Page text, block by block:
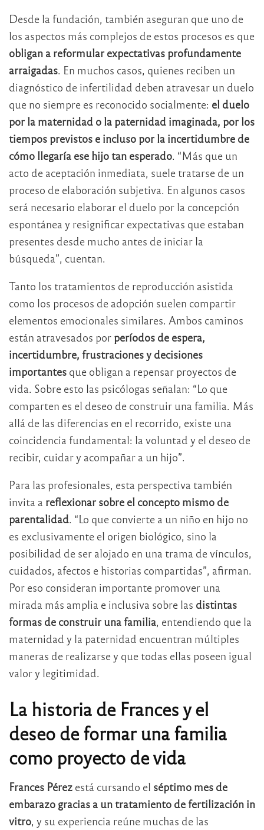
Desde la fundación, también aseguran que uno de
los aspectos más complejos de estos procesos es que
obligan a reformular expectativas profundamente
arraigadas. En muchos casos, quienes reciben un
diagnóstico de infertilidad deben atravesar un duelo
que no siempre es reconocido socialmente: el duelo
por la maternidad o la paternidad imaginada, por los
tiempos previstos e incluso por la incertidumbre de
cómo llegaría ese hijo tan esperado. “Más que un
acto de aceptación inmediata, suele tratarse de un
proceso de elaboración subjetiva. En algunos casos
será necesario elaborar el duelo por la concepción
espontánea y resignificar expectativas que estaban
presentes desde mucho antes de iniciar la
búsqueda”, cuentan.
Tanto los tratamientos de reproducción asistida
como los procesos de adopción suelen compartir
elementos emocionales similares. Ambos caminos
están atravesados por períodos de espera,
incertidumbre, frustraciones y decisiones
importantes que obligan a repensar proyectos de
vida. Sobre esto las psicólogas señalan: “Lo que
comparten es el deseo de construir una familia. Más
allá de las diferencias en el recorrido, existe una
coincidencia fundamental: la voluntad y el deseo de
recibir, cuidar y acompañar a un hijo”.
Para las profesionales, esta perspectiva también
invita a reflexionar sobre el concepto mismo de
parentalidad. “Lo que convierte a un niño en hijo no
es exclusivamente el origen biológico, sino la
posibilidad de ser alojado en una trama de vínculos,
cuidados, afectos e historias compartidas”, afirman.
Por eso consideran importante promover una
mirada más amplia e inclusiva sobre las distintas
formas de construir una familia, entendiendo que la
maternidad y la paternidad encuentran múltiples
maneras de realizarse y que todas ellas poseen igual
valor y legitimidad.
La historia de Frances y el
deseo de formar una familia
como proyecto de vida
Frances Pérez está cursando el séptimo mes de
embarazo gracias a un tratamiento de fertilización in
vitro, y su experiencia reúne muchas de las